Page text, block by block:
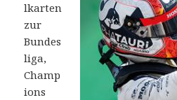
lkarten
zur
Bundes
liga,
Champ
ions